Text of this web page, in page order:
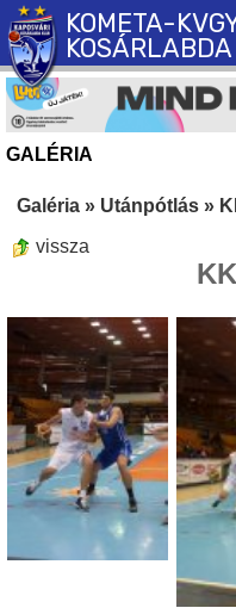
KOMETA-
GALÉRIA
Galéria » Utánpótlás »
vissza